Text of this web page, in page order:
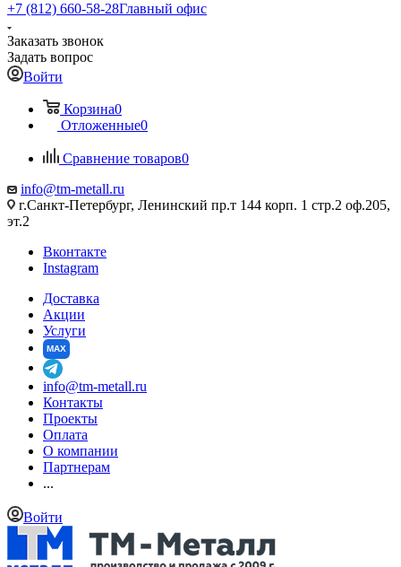
+7 (812) 660-58-28Главный офис
Заказать звонок
Задать вопрос
Войти
Корзина0
Отложенные0
Сравнение товаров0
info@tm-metall.ru
г.Санкт-Петербург, Ленинский пр.т 144 корп. 1 стр.2 оф.205,
эт.2
Вконтакте
Instagram
Доставка
Акции
Услуги
MAX
info@tm-metall.ru
Контакты
Проекты
Оплата
О компании
Партнерам
...
Войти